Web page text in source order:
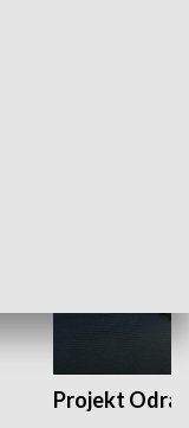
Projekt Odra